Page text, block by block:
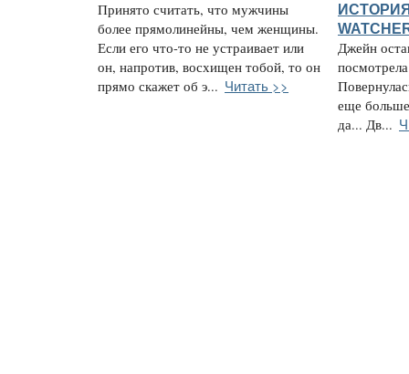
Принято считать, что мужчины
более прямолинейны, чем женщины.
Если его что-то не устраивает или
он, напротив, восхищен тобой, то он
прямо скажет об э... Читать >>
ИСТОРИЯ
Джейн
еще
да... Дв...